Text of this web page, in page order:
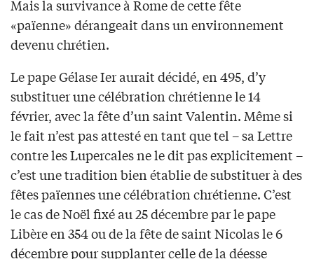
Mais la survivance à Rome de cette fête
«païenne» dérangeait dans un environnement
devenu chrétien.
Le pape Gélase Ier aurait décidé, en 495, d’y
substituer une célébration chrétienne le 14
février, avec la fête d’un saint Valentin. Même si
le fait n’est pas attesté en tant que tel – sa Lettre
contre les Lupercales ne le dit pas explicitement –
c’est une tradition bien établie de substituer à des
fêtes païennes une célébration chrétienne. C’est
le cas de Noël fixé au 25 décembre par le pape
Libère en 354 ou de la fête de saint Nicolas le 6
décembre pour supplanter celle de la déesse